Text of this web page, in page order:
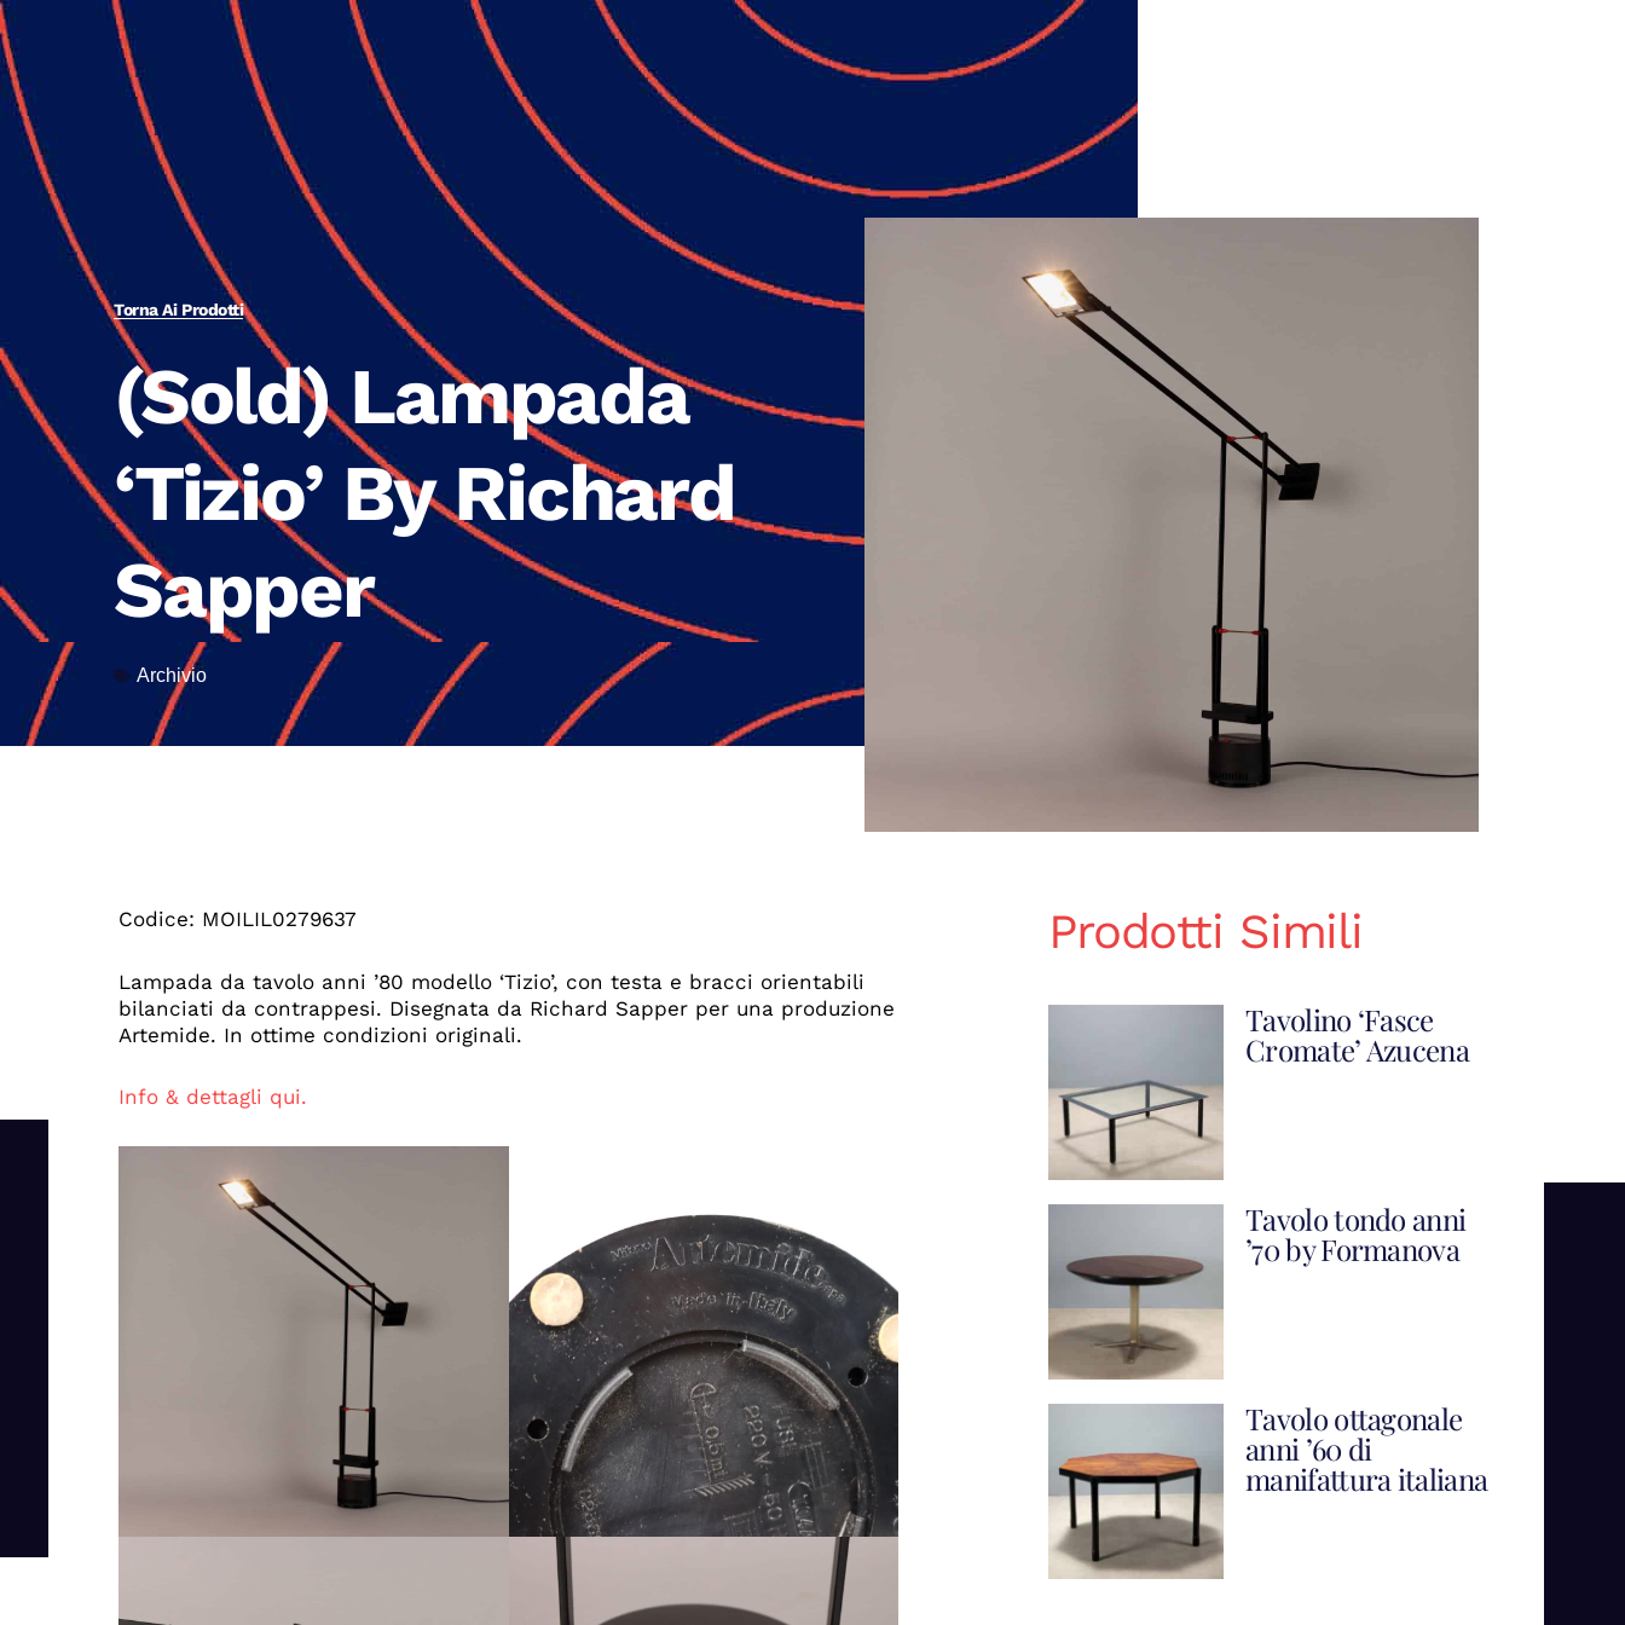
Torna Ai Prodotti
(Sold) Lampada
‘Tizio’ By Richard
Sapper
Archivio
Codice: MOILIL0279637
Lampada da tavolo anni ’80 modello ‘Tizio’, con testa e bracci orientabili
bilanciati da contrappesi. Disegnata da Richard Sapper per una produzione
Artemide. In ottime condizioni originali.
Info & dettagli qui.
Prodotti Simili
Tavolino ‘Fasce
Cromate’ Azucena
Tavolo tondo anni
’70 by Formanova
Tavolo ottagonale
anni ’60 di
manifattura italiana